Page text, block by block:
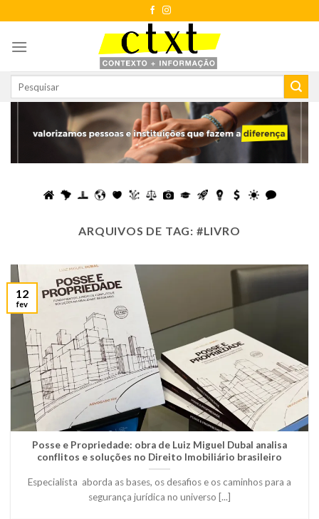
to
content
ARQUIVOS DE TAG: #LIVRO
Posse e Propriedade: obra de Luiz Miguel Dubal analisa
conflitos e soluções no Direito Imobiliário brasileiro
Especialista aborda as bases, os desafios e os caminhos para a
segurança jurídica no universo [...]
12
fev